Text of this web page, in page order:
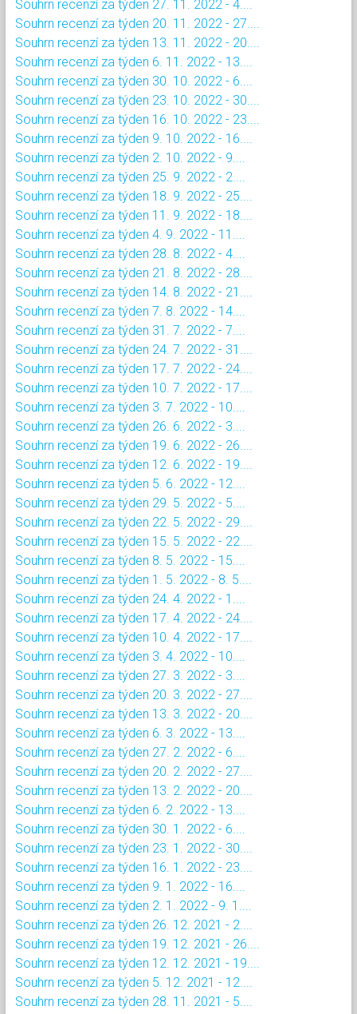
Souhrn recenzí za týden 27. 11. 2022 - 4....
Souhrn recenzí za týden 20. 11. 2022 - 27....
Souhrn recenzí za týden 13. 11. 2022 - 20....
Souhrn recenzí za týden 6. 11. 2022 - 13....
Souhrn recenzí za týden 30. 10. 2022 - 6....
Souhrn recenzí za týden 23. 10. 2022 - 30....
Souhrn recenzí za týden 16. 10. 2022 - 23....
Souhrn recenzí za týden 9. 10. 2022 - 16....
Souhrn recenzí za týden 2. 10. 2022 - 9....
Souhrn recenzí za týden 25. 9. 2022 - 2....
Souhrn recenzí za týden 18. 9. 2022 - 25....
Souhrn recenzí za týden 11. 9. 2022 - 18....
Souhrn recenzí za týden 4. 9. 2022 - 11....
Souhrn recenzí za týden 28. 8. 2022 - 4....
Souhrn recenzí za týden 21. 8. 2022 - 28....
Souhrn recenzí za týden 14. 8. 2022 - 21....
Souhrn recenzí za týden 7. 8. 2022 - 14....
Souhrn recenzí za týden 31. 7. 2022 - 7....
Souhrn recenzí za týden 24. 7. 2022 - 31....
Souhrn recenzí za týden 17. 7. 2022 - 24....
Souhrn recenzí za týden 10. 7. 2022 - 17....
Souhrn recenzí za týden 3. 7. 2022 - 10....
Souhrn recenzí za týden 26. 6. 2022 - 3....
Souhrn recenzí za týden 19. 6. 2022 - 26....
Souhrn recenzí za týden 12. 6. 2022 - 19....
Souhrn recenzí za týden 5. 6. 2022 - 12....
Souhrn recenzí za týden 29. 5. 2022 - 5....
Souhrn recenzí za týden 22. 5. 2022 - 29....
Souhrn recenzí za týden 15. 5. 2022 - 22....
Souhrn recenzí za týden 8. 5. 2022 - 15....
Souhrn recenzí za týden 1. 5. 2022 - 8. 5....
Souhrn recenzí za týden 24. 4. 2022 - 1....
Souhrn recenzí za týden 17. 4. 2022 - 24....
Souhrn recenzí za týden 10. 4. 2022 - 17....
Souhrn recenzí za týden 3. 4. 2022 - 10....
Souhrn recenzí za týden 27. 3. 2022 - 3....
Souhrn recenzí za týden 20. 3. 2022 - 27....
Souhrn recenzí za týden 13. 3. 2022 - 20....
Souhrn recenzí za týden 6. 3. 2022 - 13....
Souhrn recenzí za týden 27. 2. 2022 - 6....
Souhrn recenzí za týden 20. 2. 2022 - 27....
Souhrn recenzí za týden 13. 2. 2022 - 20....
Souhrn recenzí za týden 6. 2. 2022 - 13....
Souhrn recenzí za týden 30. 1. 2022 - 6....
Souhrn recenzí za týden 23. 1. 2022 - 30....
Souhrn recenzí za týden 16. 1. 2022 - 23....
Souhrn recenzí za týden 9. 1. 2022 - 16....
Souhrn recenzí za týden 2. 1. 2022 - 9. 1....
Souhrn recenzí za týden 26. 12. 2021 - 2....
Souhrn recenzí za týden 19. 12. 2021 - 26....
Souhrn recenzí za týden 12. 12. 2021 - 19....
Souhrn recenzí za týden 5. 12. 2021 - 12....
Souhrn recenzí za týden 28. 11. 2021 - 5....